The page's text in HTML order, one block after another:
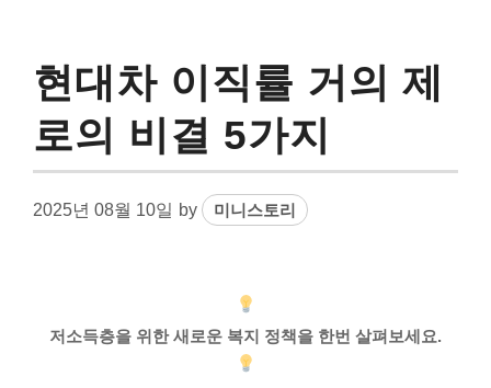
현대차 이직률 거의 제
로의 비결 5가지
2025년 08월 10일 by 미니스토리
저소득층을 위한 새로운 복지 정책을 한번 살펴보세요.